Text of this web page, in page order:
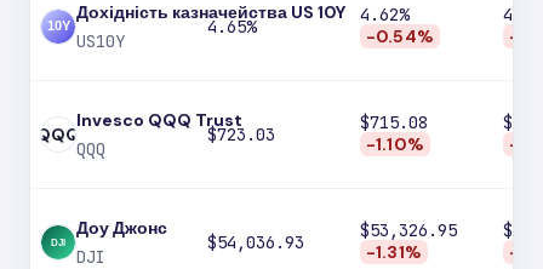
Дохідність казначейства US 10Y
US10Y
4.65%
4.62%
-0.54%
-
QQQ
Invesco QQQ Trust
QQQ
$723.03
$715.08
-1.10%
-
Доу Джонс
DJI
$54,036.93
$53,326.95
-1.31%
-